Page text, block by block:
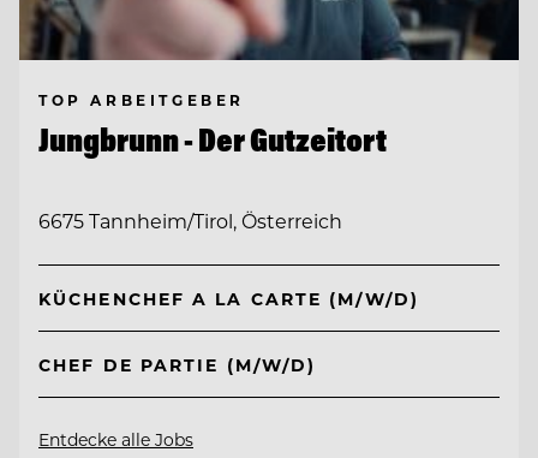
TOP ARBEITGEBER
Jungbrunn - Der Gutzeitort
6675 Tannheim/Tirol, Österreich
KÜCHENCHEF A LA CARTE (M/W/D)
CHEF DE PARTIE (M/W/D)
Entdecke alle Jobs